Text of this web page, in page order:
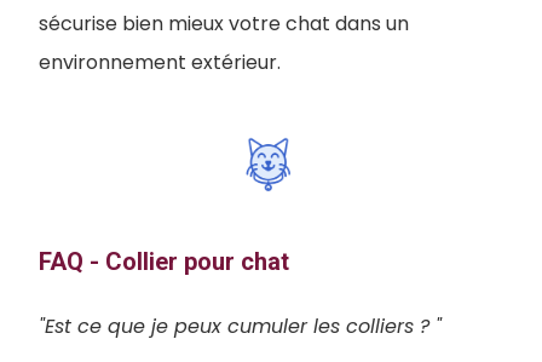
sécurise bien mieux votre chat dans un
environnement extérieur.
FAQ - Collier pour chat
"Est ce que je peux cumuler les colliers ? "